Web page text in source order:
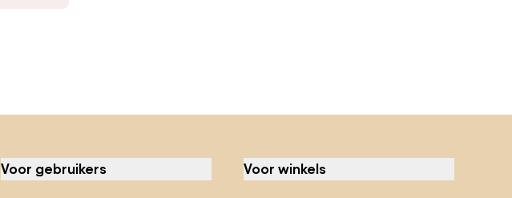
Voor gebruikers Voor winkels